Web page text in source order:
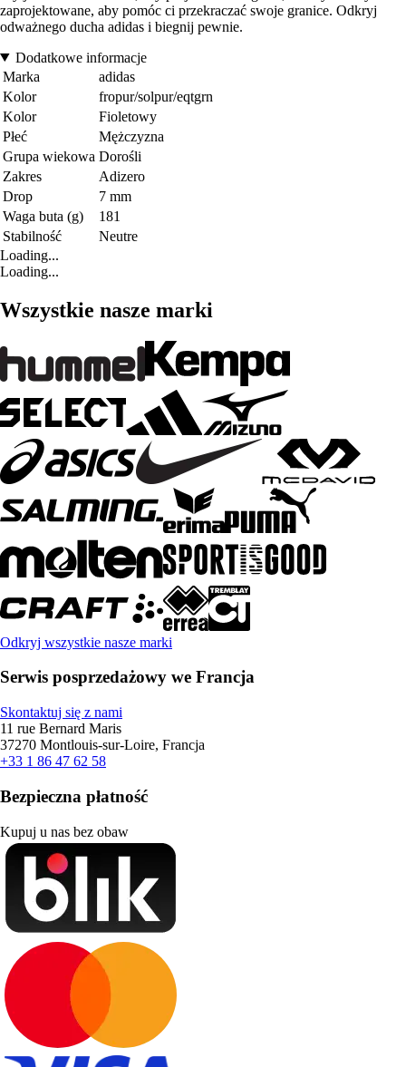
zaprojektowane, aby pomóc ci przekraczać swoje granice. Odkryj
odważnego ducha adidas i biegnij pewnie.
Dodatkowe informacje
Marka
adidas
Kolor
fropur/solpur/eqtgrn
Kolor
Fioletowy
Płeć
Mężczyzna
Grupa wiekowa Dorośli
Zakres
Adizero
Drop
7 mm
Waga buta (g)
181
Stabilność
Neutre
Loading...
Loading...
Wszystkie nasze marki
Odkryj wszystkie nasze marki
Serwis posprzedażowy we Francja
Skontaktuj się z nami
11 rue Bernard Maris
37270 Montlouis-sur-Loire, Francja
+33 1 86 47 62 58
Bezpieczna płatność
Kupuj u nas bez obaw